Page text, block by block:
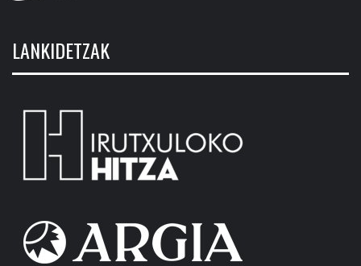
LANKIDETZAK